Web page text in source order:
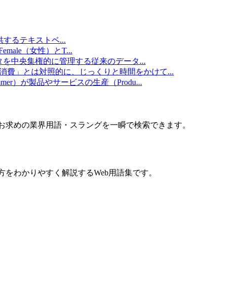
するテキストベ...
（女性）とT...
中央集権的に管理する従来のデータ...
費」とは対照的に、じっくりと時間をかけて...
）が製品やサービスの生産（Produ...
めの業界用語・スラングを一瞬で検索できます。
わかりやすく解説するWeb用語集です。